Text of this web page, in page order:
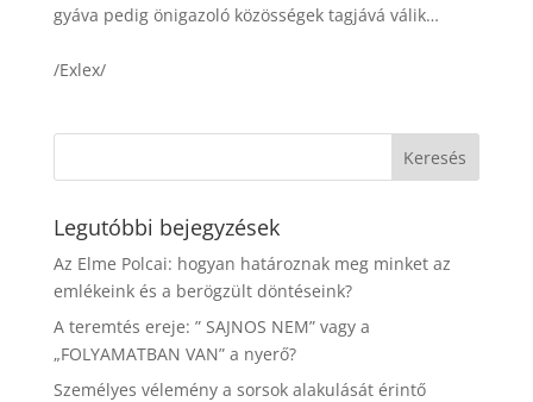
gyáva pedig önigazoló közösségek tagjává válik…
/Exlex/
Legutóbbi bejegyzések
Az Elme Polcai: hogyan határoznak meg minket az
emlékeink és a berögzült döntéseink?
A teremtés ereje: ” SAJNOS NEM” vagy a
„FOLYAMATBAN VAN” a nyerő?
Személyes vélemény a sorsok alakulását érintő